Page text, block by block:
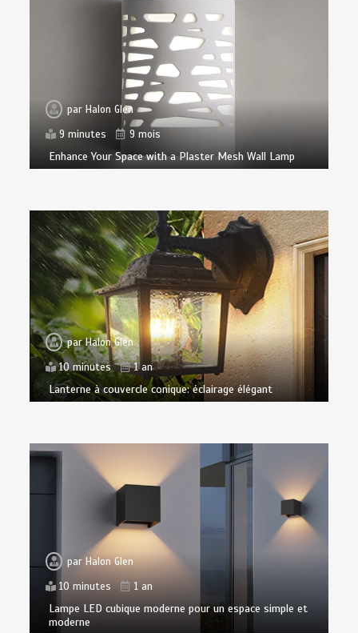
parHalon Glen
9 minutes
9 mois
Enhance Your Space with a Plaster Mesh Wall Lamp
parHalon Glen
10 minutes
1 an
Lanterne à couvercle conique: éclairage élégant
par Halon Glen
10 minutes
1 an
Lampe LED cubique moderne pour un espace simple et
moderne